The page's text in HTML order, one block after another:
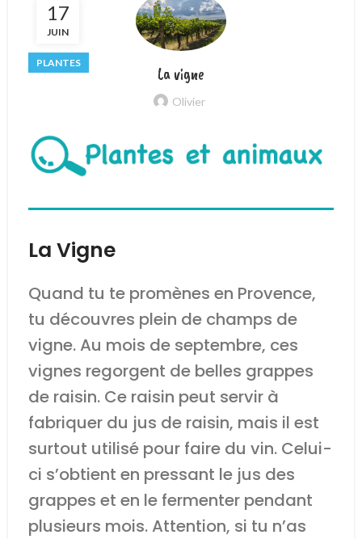
17
JUIN
PLANTES
La vigne
Olivier
La Vigne
Quand tu te promènes en Provence,
tu découvres plein de champs de
vigne. Au mois de septembre, ces
vignes regorgent de belles grappes
de raisin. Ce raisin peut servir à
fabriquer du jus de raisin, mais il est
surtout utilisé pour faire du vin. Celui-
ci s’obtient en pressant le jus des
grappes et en le fermenter pendant
plusieurs mois. Attention, si tu n’as